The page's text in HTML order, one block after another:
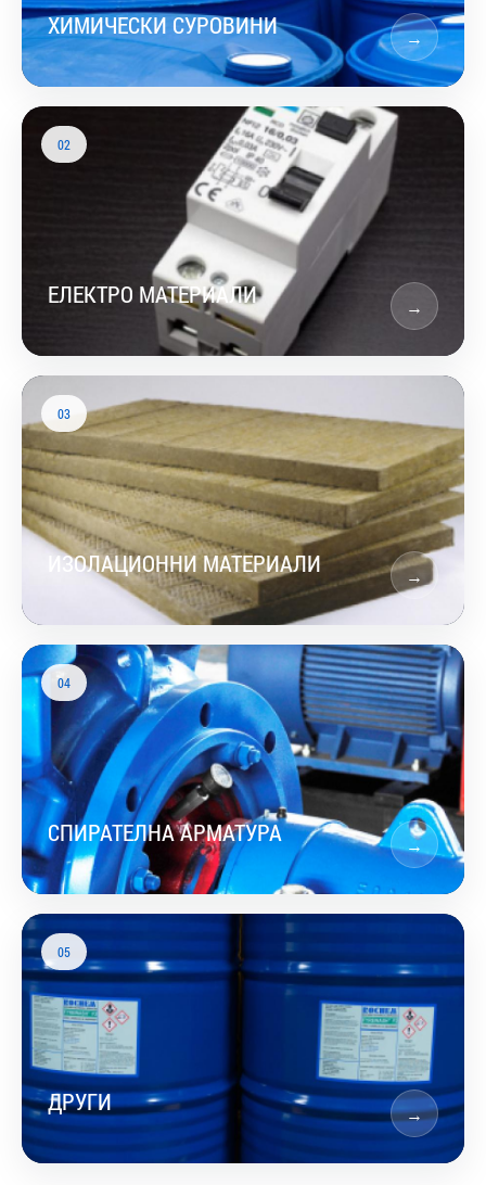
ХИМИЧЕСКИ СУРОВИНИ →
02
ЕЛЕКТРО МАТЕРИАЛИ →
03
ИЗОЛАЦИОННИ МАТЕРИАЛИ →
04
СПИРАТЕЛНА АРМАТУРА →
05
ДРУГИ →